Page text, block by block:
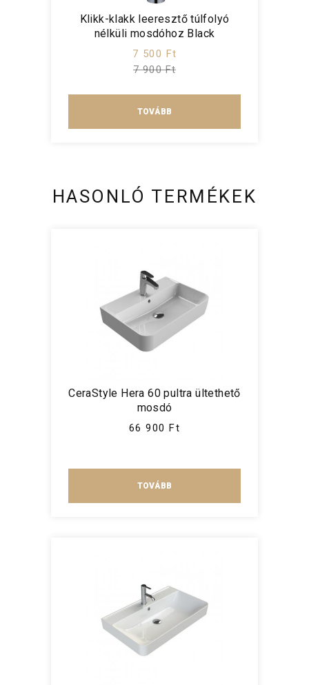
Klikk-klakk leeresztő túlfolyó
nélküli mosdóhoz Black
7 500 Ft
7 900 Ft
TOVÁBB
HASONLÓ TERMÉKEK
CeraStyle Hera 60 pultra ültethető
mosdó
66 900 Ft
TOVÁBB